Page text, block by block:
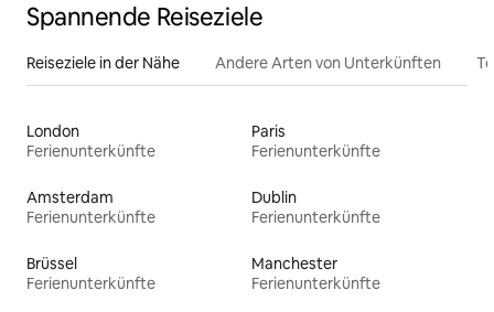
Spannende Reiseziele
Reiseziele in der Nähe Andere Arten von Unterkünften
London
Ferienunterkünfte
Paris
Ferienunterkünfte
Amsterdam
Ferienunterkünfte
Dublin
Ferienunterkünfte
Brüssel
Ferienunterkünfte
Manchester
Ferienunterkünfte